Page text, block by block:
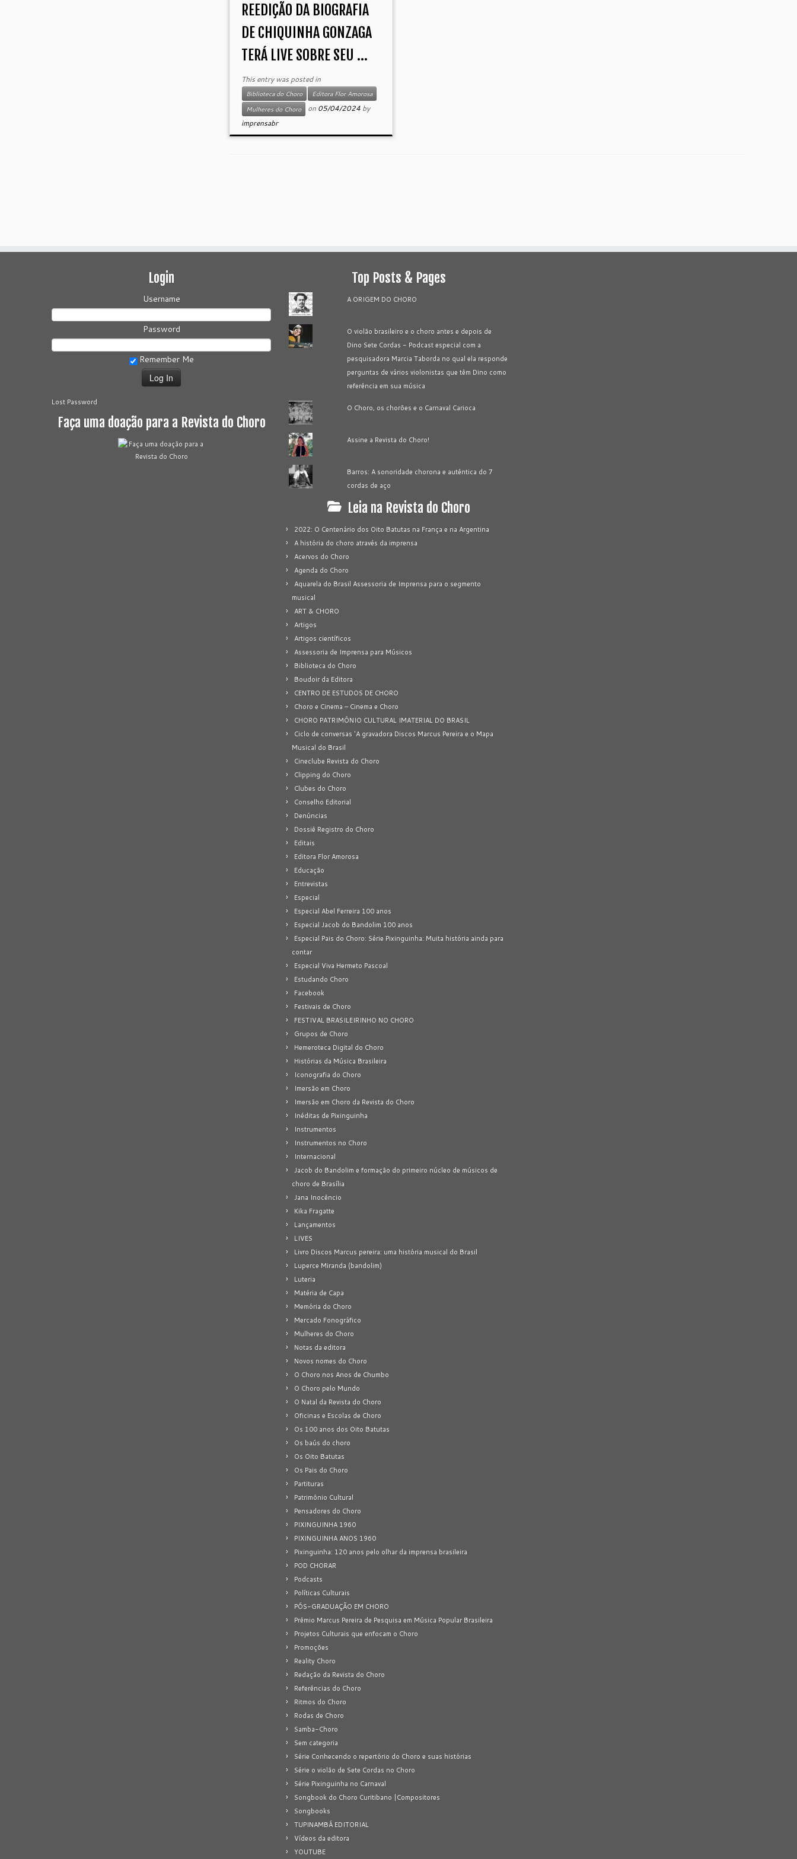
REEDIÇÃO DA BIOGRAFIA
DE CHIQUINHA GONZAGA
TERÁ LIVE SOBRE SEU ...
This entry was posted in
Biblioteca do Choro
Editora Flor Amorosa
Mulheres do Choro
on 05/04/2024 by
imprensabr
Login
Username
Password
Remember Me
Lost Password
Faça uma doação para a Revista do Choro
Top Posts & Pages
A ORIGEM DO CHORO
O violão brasileiro e o choro antes e depois de
Dino Sete Cordas - Podcast especial com a
pesquisadora Marcia Taborda no qual ela responde
perguntas de vários violonistas que têm Dino como
referência em sua música
O Choro, os chorões e o Carnaval Carioca
Assine a Revista do Choro!
Barros: A sonoridade chorona e autêntica do 7
cordas de aço
Leia na Revista do Choro
2022: O Centenário dos Oito Batutas na França e na Argentina
A história do choro através da imprensa
Acervos do Choro
Agenda do Choro
Aquarela do Brasil Assessoria de Imprensa para o segmento
musical
ART & CHORO
Artigos
Artigos científicos
Assessoria de Imprensa para Músicos
Biblioteca do Choro
Boudoir da Editora
CENTRO DE ESTUDOS DE CHORO
Choro e Cinema – Cinema e Choro
CHORO PATRIMÔNIO CULTURAL IMATERIAL DO BRASIL
Ciclo de conversas 'A gravadora Discos Marcus Pereira e o Mapa
Musical do Brasil
Cineclube Revista do Choro
Clipping do Choro
Clubes do Choro
Conselho Editorial
Denúncias
Dossiê Registro do Choro
Editais
Editora Flor Amorosa
Educação
Entrevistas
Especial
Especial Abel Ferreira 100 anos
Especial Jacob do Bandolim 100 anos
Especial Pais do Choro: Série Pixinguinha: Muita história ainda para
contar
Especial Viva Hermeto Pascoal
Estudando Choro
Facebook
Festivais de Choro
FESTIVAL BRASILEIRINHO NO CHORO
Grupos de Choro
Hemeroteca Digital do Choro
Histórias da Música Brasileira
Iconografia do Choro
Imersão em Choro
Imersão em Choro da Revista do Choro
Inéditas de Pixinguinha
Instrumentos
Instrumentos no Choro
Internacional
Jacob do Bandolim e formação do primeiro núcleo de músicos de
choro de Brasília
Jana Inocêncio
Kika Fragatte
Lançamentos
LIVES
Livro Discos Marcus pereira: uma história musical do Brasil
Luperce Miranda (bandolim)
Luteria
Matéria de Capa
Memória do Choro
Mercado Fonográfico
Mulheres do Choro
Notas da editora
Novos nomes do Choro
O Choro nos Anos de Chumbo
O Choro pelo Mundo
O Natal da Revista do Choro
Oficinas e Escolas de Choro
Os 100 anos dos Oito Batutas
Os baús do choro
Os Oito Batutas
Os Pais do Choro
Partituras
Patrimônio Cultural
Pensadores do Choro
PIXINGUINHA 1960
PIXINGUINHA ANOS 1960
Pixinguinha: 120 anos pelo olhar da imprensa brasileira
POD CHORAR
Podcasts
Políticas Culturais
PÓS-GRADUAÇÃO EM CHORO
Prêmio Marcus Pereira de Pesquisa em Música Popular Brasileira
Projetos Culturais que enfocam o Choro
Promoções
Reality Choro
Redação da Revista do Choro
Referências do Choro
Ritmos do Choro
Rodas de Choro
Samba-Choro
Sem categoria
Série Conhecendo o repertório do Choro e suas histórias
Série o violão de Sete Cordas no Choro
Série Pixinguinha no Carnaval
Songbook do Choro Curitibano |Compositores
Songbooks
TUPINAMBÁ EDITORIAL
Vídeos da editora
YOUTUBE